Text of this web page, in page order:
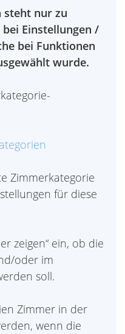
steht nur zu
Einstellungen /
bei Funktionen
wurde.
Zimmerkategorie
für diese
zeigen“ ein, ob die
oder im
soll.
Zimmer in der
wenn die